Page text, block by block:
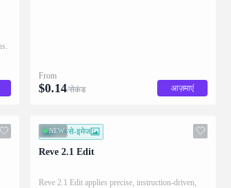
From
$0.14/सेकंड आज़माएं
NEW
इमेज-से-इमेज
Reve 2.1 Edit
Reve 2.1 Edit applies precise, instruction-driven,